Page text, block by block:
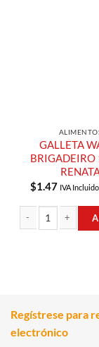
GALLETA
BRIGADEIRO
$1.47 IVA Incluido
Regístrese para
electrónico